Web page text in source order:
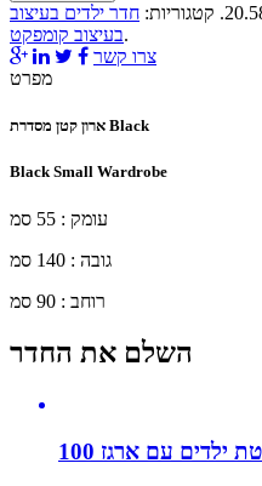
. קטגוריות:
בעיצוב קומפקט.
צרו קשר
מפרט
ארון קטן מסדרת Black
Black Small Wardrobe
עומק : 55 סמ
גובה : 140 סמ
רוחב : 90 סמ
השלם את החדר